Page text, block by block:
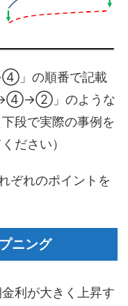
の順番で記載
」のような
段で実際の事例を
ださい）
ぞれのポイントを
ニング
利が大きく上昇す